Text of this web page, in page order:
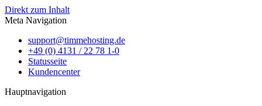
Direkt zum Inhalt
Meta Navigation
support@timmehosting.de
+49 (0) 4131 / 22 78 1-0
Statusseite
Kundencenter
Hauptnavigation